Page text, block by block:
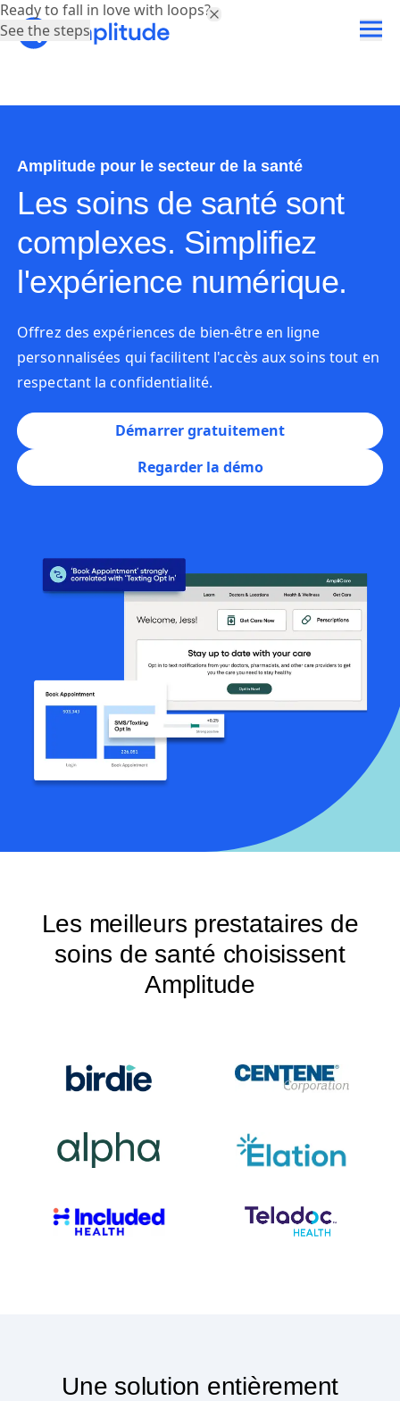
Amplitude pour le secteur de la santé
Les soins de santé sont
complexes. Simplifiez
l'expérience numérique.
Offrez des expériences de bien-être en ligne
personnalisées qui facilitent l'accès aux soins tout en
respectant la confidentialité.
Démarrer gratuitement
Regarder la démo
Les meilleurs prestataires de
soins de santé choisissent
Amplitude
Une solution entièrement
Ready to fall in love with loops?
See the steps